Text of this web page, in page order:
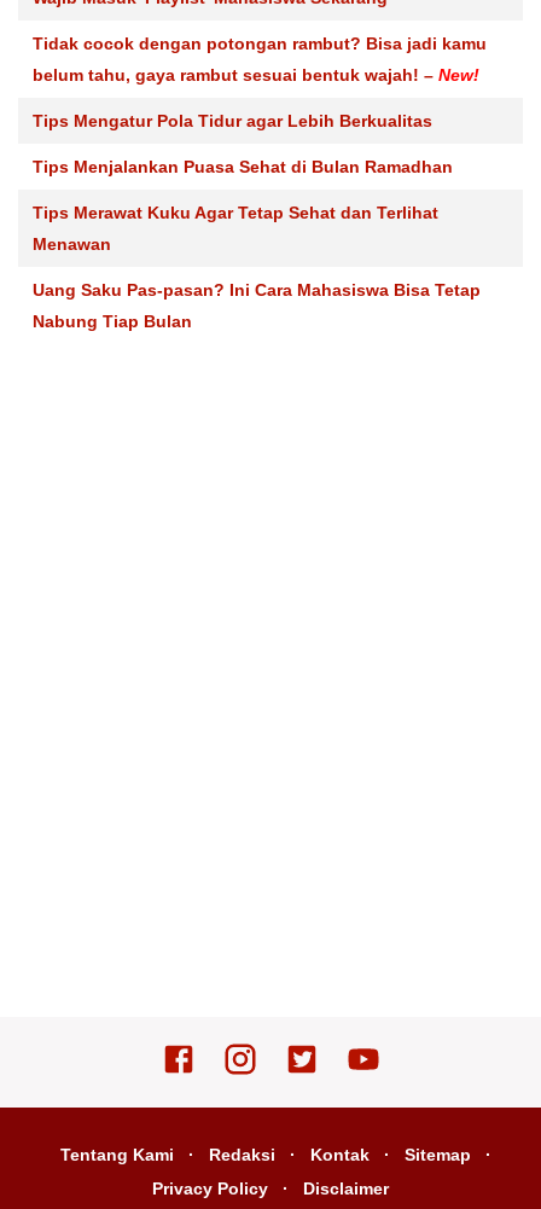
Tidak cocok dengan potongan rambut? Bisa jadi kamu
belum tahu, gaya rambut sesuai bentuk wajah! – New!
Tips Mengatur Pola Tidur agar Lebih Berkualitas
Tips Menjalankan Puasa Sehat di Bulan Ramadhan
Tips Merawat Kuku Agar Tetap Sehat dan Terlihat
Menawan
Uang Saku Pas-pasan? Ini Cara Mahasiswa Bisa Tetap
Nabung Tiap Bulan
Tentang Kami Redaksi Kontak
Sitemap
Privacy Policy
Disclaimer